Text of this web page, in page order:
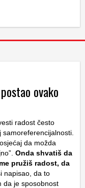
ovako
radost često
da možda
Onda shvatiš da
pružiš radost, da
napisao, da to
da je sposobnost